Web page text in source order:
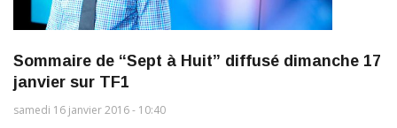
Sommaire de “Sept à Huit” diffusé dimanche 17
janvier sur TF1
samedi 16 janvier 2016 - 10:40